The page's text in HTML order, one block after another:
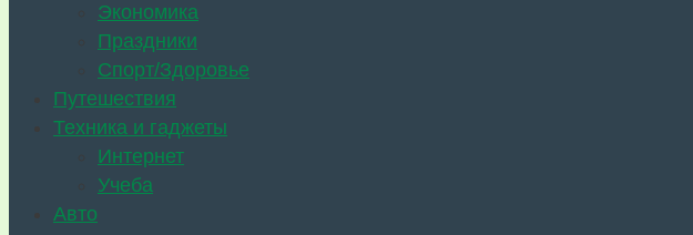
Экономика
Праздники
Спорт/Здоровье
Путешествия
Техника и гаджеты
Интернет
Учеба
Авто